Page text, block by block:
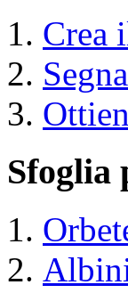
Crea
Sfoglia